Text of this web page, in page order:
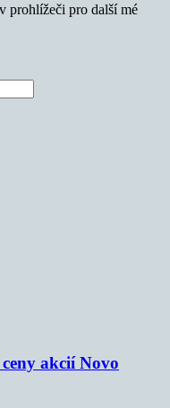
prohlížeči pro další mé
akcií Novo